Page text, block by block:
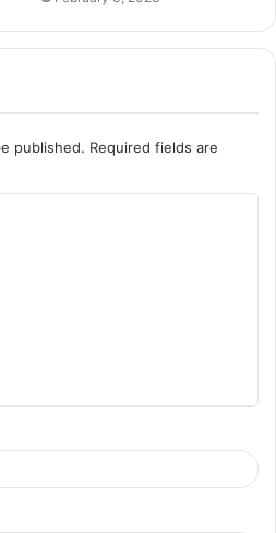
published. Required fields are